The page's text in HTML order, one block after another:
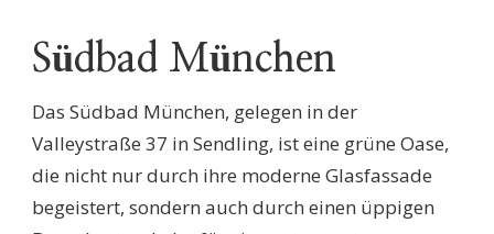
Südbad München
Das Südbad München, gelegen in der
Valleystraße 37 in Sendling, ist eine grüne Oase,
die nicht nur durch ihre moderne Glasfassade
begeistert, sondern auch durch einen üppigen